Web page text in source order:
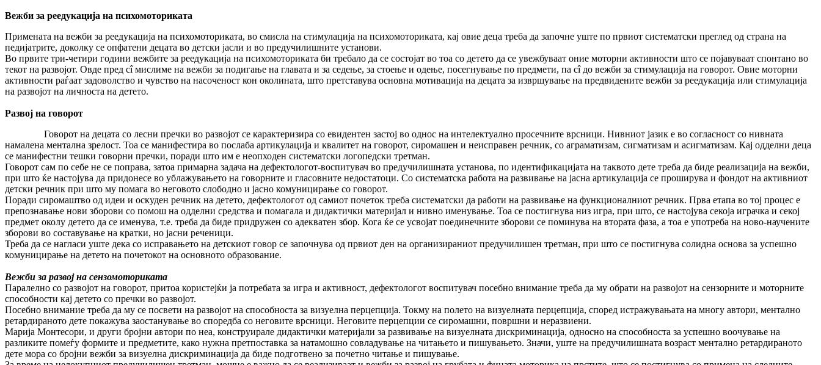
Вежби за реедукација на психомоториката
Примената на вежби за реедукација на психомоториката, во смисла на стимулација на психомоториката, кај овие деца треба да започне уште по првиот систематски преглед од страна на
педијатрите, доколку се опфате­ни децата во детски јасли и во предучилишните установи.
Во првите три-четири години вежбите за реедукација на психомото­ри­ката би требало да се состојат во тоа со детето да се увежбуваат оние моторни активности што се појавуваат спонтано во
текот на развојот. Овде пред сî мислиме на вежби за подигање на главата и за седење, за стоење и одење, посегнување по предмети, па сî до вежби за стимулација на говорот. Овие моторни
активности раѓаат задоволство и чувство на насоченост кон околината, што претставува основна мотивација на децата за извршување на предвидените вежби за реедукација или стимулација
на развојот на личноста на детето.
Развој на говорот
Говорот на децата со лесни пречки во развојот се карактеризира со евидентен застој во однос на интелектуално просечните врсници. Нивниот јазик е во согласност со нивната
намалена ментална зрелост. Тоа се мани­фестира во послаба артикулација и квалитет на говорот, сиромашен и неис­пра­вен речник, со аграматизам, сигматизам и асигматизам. Кај одделни деца
се манифестни тешки говорни пречки, поради што им е неопходен системат­ски логопедски третман.
Говорот сам по себе не се поправа, затоа примарна задача на де­фек­­тологот-воспитувач во предучилишната установа, по идентифика­цијата на таквото дете треба да биде реализација на вежби,
при што ќе настојува да придонесе во ублажувањето на говорните и гласовните недостатоци. Со систематска работа на развивање на јасна артикулација се проширува и фондот на активниот
детски речник при што му помага во неговото сло­бод­но и јасно комуницирање со говорот.
Поради сиромаштво од идеи и оскуден речник на детето, дефекто­логот од самиот почеток треба систематски да работи на развивање на функционалниот речник. Прва етапа во тој процес е
препознавање нови зборови со помош на одделни средства и помагала и дидактички материјал и нивно именување. Тоа се постигнува низ игра, при што, се настојува секоја играчка и секој
предмет околу детето да се именува, т.е. треба да биде придружен со адекватен збор. Кога ќе се усвојат поединечните зборови се поминува на втората фаза, а тоа е употреба на ново-научените
зборови во составување на кратки, но јасни реченици.
Треба да се нагласи уште дека со исправањето на детскиот говор се започнува од првиот ден на организираниот предучилишен третман, при што се постигнува солидна основа за успешно
комуницирање на детето на почетокот на основното образование.
Вежби за развој на сензомоториката
Паралелно со развојот на говорот, притоа користејќи ја потребата за игра и активност, дефектологот воспитувач посебно внимание треба да му обрати на развојот на сензорните и моторните
способности кај детето со пречки во развојот.
Посебно внимание треба да му се посвети на развојот на способнос­та за визуелна перцепција. Токму на полето на визуелната перцепција, според истражувањата на многу автори, ментално
ретардираното дете по­ка­жува заостанување во споредба со неговите врсници. Неговите перцеп­ции се сиромашни, површни и неразвиени.
Марија Монтесори, и други бројни автори по неа, конструирале ди­дак­тички материјали за развивање на визуелната дискриминација, односно на способноста за успешно воочување на
разликите помеѓу формите и предметите, како нужна претпоставка за натамошно совладување на чита­ње­то и пишувањето. Значи, уште на предучилишната возраст ментално ретар­ди­ра­ното
дете мора со бројни вежби за визуелна дискриминација да биде подготвено за почетно читање и пишување.